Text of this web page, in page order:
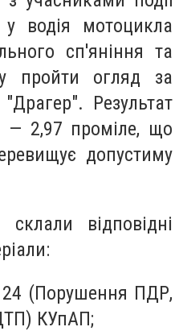
у водія мотоцикла
сп'яніння та
пройти огляд за
Результат
2,97 проміле, що
допустиму
відповідні
(Порушення ПДР,
КУпАП;